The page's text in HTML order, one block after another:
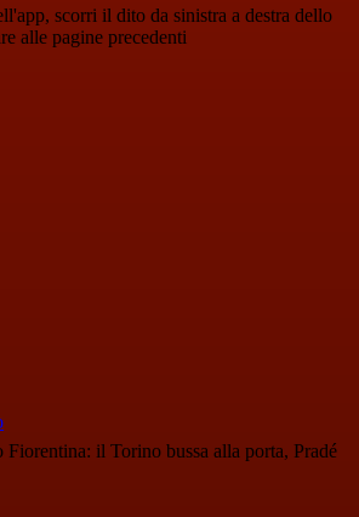
scorri il dito da sinistra a destra dello
alle pagine precedenti
Fiorentina: il Torino bussa alla porta, Pradé